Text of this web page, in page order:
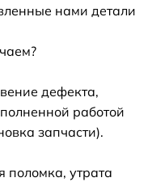
нами детали
дефекта,
работой
запчасти).
утрата